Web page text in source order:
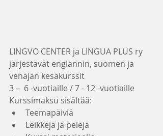
LINGVO CENTER ja LINGUA PLUS ry
järjestävät englannin, suomen ja
venäjän kesäkurssit
3 –  6 -vuotiaille / 7 - 12 -vuotiaille
Kurssimaksu sisältää:
Teemapäiviä
Leikkejä ja pelejä